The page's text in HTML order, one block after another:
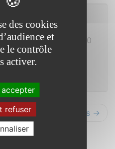
de 19h00 à 23h00
Suivants →
des cookies
et
le contrôle
activer.
refuser